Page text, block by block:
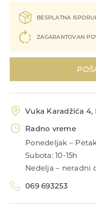
Privesci
BESPLATNA
ZAGARANTOVAN
Vuka Karadžića 4,
Radno vreme
Ponedeljak –
Subota: 10-15h
Nedelja – neradni
069 693253